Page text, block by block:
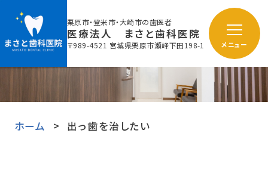
栗原市・登米市・大崎市の歯医者
医療法人 まさと歯科医院
〒989-4521 宮城県栗原市瀬峰下田198-1 メニュー
ホーム 出っ歯を治したい